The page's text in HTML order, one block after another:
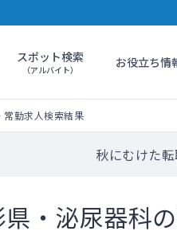
スポット検索
（アルバイト） お役立ち情
常勤求人検索結果
秋にむけた
県・泌尿器科